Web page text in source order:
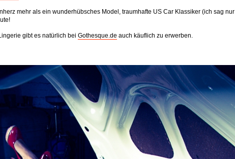
mehr als ein wunderhübsches Model, traumhafte US Car Klassiker (ich sag nur
gibt es natürlich bei Gothesque.de auch käuflich zu erwerben.